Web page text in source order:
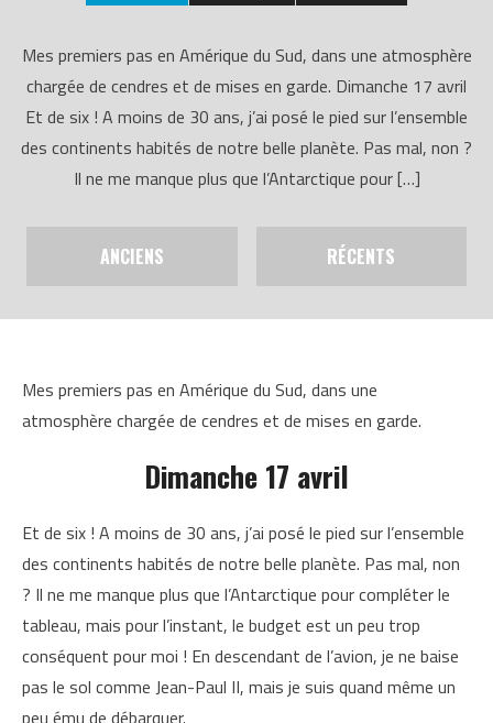
Mes premiers pas en Amérique du Sud, dans une atmosphère
chargée de cendres et de mises en garde. Dimanche 17 avril
Et de six ! A moins de 30 ans, j’ai posé le pied sur l’ensemble
des continents habités de notre belle planète. Pas mal, non ?
Il ne me manque plus que l’Antarctique pour […]
ANCIENS RÉCENTS
Mes premiers pas en Amérique du Sud, dans une
atmosphère chargée de cendres et de mises en garde.
Dimanche 17 avril
Et de six ! A moins de 30 ans, j’ai posé le pied sur l’ensemble
des continents habités de notre belle planète. Pas mal, non
? Il ne me manque plus que l’Antarctique pour compléter le
tableau, mais pour l’instant, le budget est un peu trop
conséquent pour moi ! En descendant de l’avion, je ne baise
pas le sol comme Jean-Paul II, mais je suis quand même un
peu ému de débarquer.